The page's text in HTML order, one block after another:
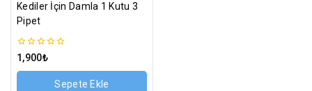
Kediler İçin Damla 1 Kutu 3
Pipet
0
üzerinden
1,900₺
Sepete Ekle